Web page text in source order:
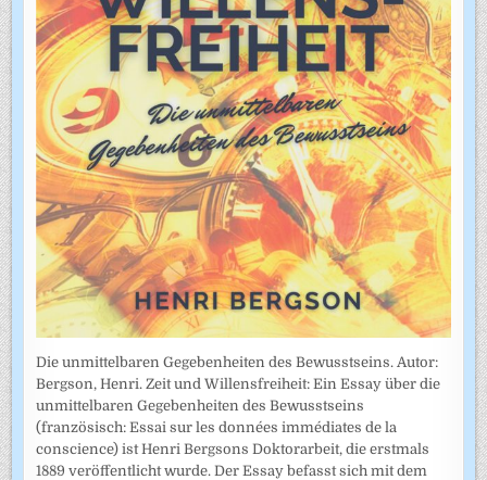
Die unmittelbaren Gegebenheiten des Bewusstseins. Autor:
Bergson, Henri. Zeit und Willensfreiheit: Ein Essay über die
unmittelbaren Gegebenheiten des Bewusstseins
(französisch: Essai sur les données immédiates de la
conscience) ist Henri Bergsons Doktorarbeit, die erstmals
1889 veröffentlicht wurde. Der Essay befasst sich mit dem